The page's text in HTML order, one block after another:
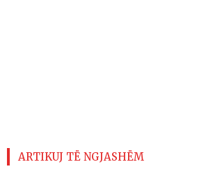
ARTIKUJ TË NGJASHËM